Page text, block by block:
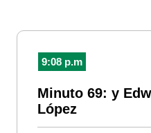
9:08 p.m
Minuto 69: y
López